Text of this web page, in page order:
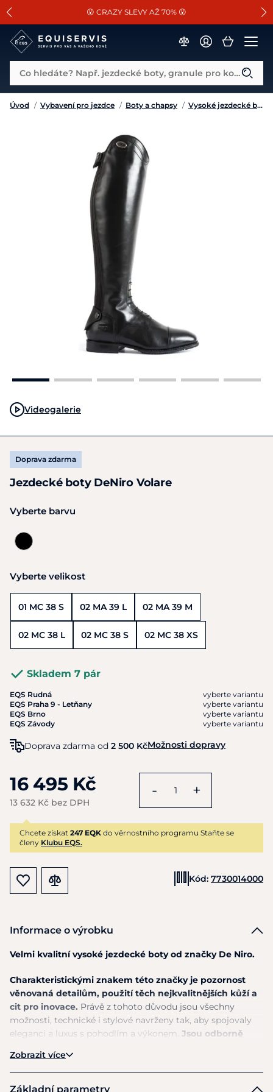
SLEVA 13% na vše od Cassini!
😮 CRAZY SLEVY AŽ 70% 😮
📐Pasování a doplňky k vybraným sedlům ZDARMA 🐴
Co hledáte? Např. jezdecké boty, granule pro koně...
Úvod / Vybavení pro jezdce / Boty a chapsy / Vysoké jezdecké boty
Videogalerie
Doprava zdarma
Jezdecké boty DeNiro Volare
Vyberte barvu
Vyberte velikost
01 MC 38 S 02 MA 39 L 02 MA 39 M
02 MC 38 L 02 MC 38 S 02 MC 38 XS
Skladem 7 pár
EQS Rudná
vyberte variantu
EQS Praha 9 - Letňany
vyberte variantu
EQS Brno
vyberte variantu
EQS Závody
vyberte variantu
Doprava zdarma od 2 500 KčMožnosti dopravy
16 495 Kč
13 632 Kč bez DPH
- +
Chcete získat 247 EQK do věrnostního programu Staňte se
členy Klubu EQS.
Kód: 7730014000
Informace o výrobku
Velmi kvalitní vysoké jezdecké boty od značky De Niro.
Charakteristickými znakem této značky je pozornost
věnovaná detailům, použití těch nejkvalitnějších kůží a
cit pro inovace. Právě z tohoto důvodu jsou všechny
možnosti, technické i stylové navrženy tak, aby spojovaly
eleganci a luxus s pohodlím a výkonem. Jsou odborně
řemeslníky, kteří jsou ponořeni do hrdé tradice výroby
obuvi.
Zobrazit více
Základní parametry